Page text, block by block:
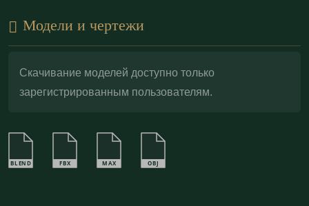
тонировать или покрывать
ещё выразительнее и фризовый пояс приобретает
статусную глубину.
Модели и чертежи
Скачивание моделей доступно только
зарегистрированным пользователям.
BLEND FBX MAX OBJ